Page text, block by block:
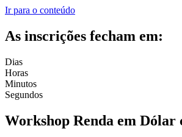
Ir para o conteúdo
As inscrições fecham em:
Dias
Horas
Minutos
Segundos
Workshop Renda em Dólar